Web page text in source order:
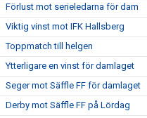
Förlust mot serieledarna för dam
Viktig vinst mot IFK Hallsberg
Toppmatch till helgen
Ytterligare en vinst för damlaget
Seger mot Säffle FF för damlaget
Derby mot Säffle FF på Lördag